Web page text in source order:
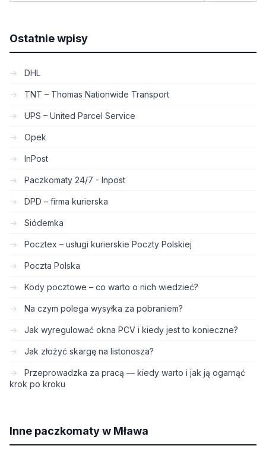
Ostatnie wpisy
DHL
TNT – Thomas Nationwide Transport
UPS – United Parcel Service
Opek
InPost
Paczkomaty 24/7 - Inpost
DPD – firma kurierska
Siódemka
Pocztex – usługi kurierskie Poczty Polskiej
Poczta Polska
Kody pocztowe – co warto o nich wiedzieć?
Na czym polega wysyłka za pobraniem?
Jak wyregulować okna PCV i kiedy jest to konieczne?
Jak złożyć skargę na listonosza?
Przeprowadzka za pracą — kiedy warto i jak ją ogarnąć
krok po kroku
Inne paczkomaty w Mława